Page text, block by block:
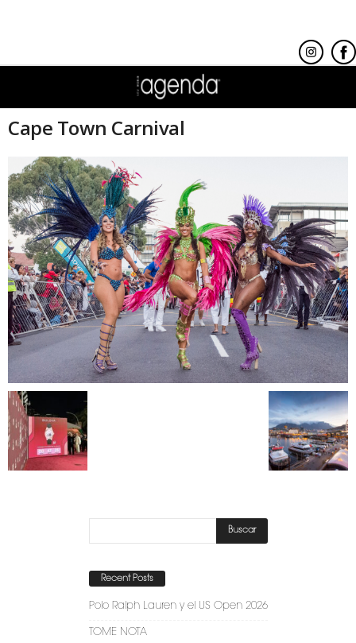
Cape Town Carnival
Recent Posts
Polo Ralph Lauren y el US Open 2026
TOME NOTA